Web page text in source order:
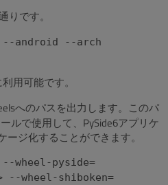
りです。
--android --arch
用可能です。
へのパスを出力します。このパ
ルで使用して、PySide6アプリケ
ジ化することができます。
wheel-pyside=
--wheel-shiboken=